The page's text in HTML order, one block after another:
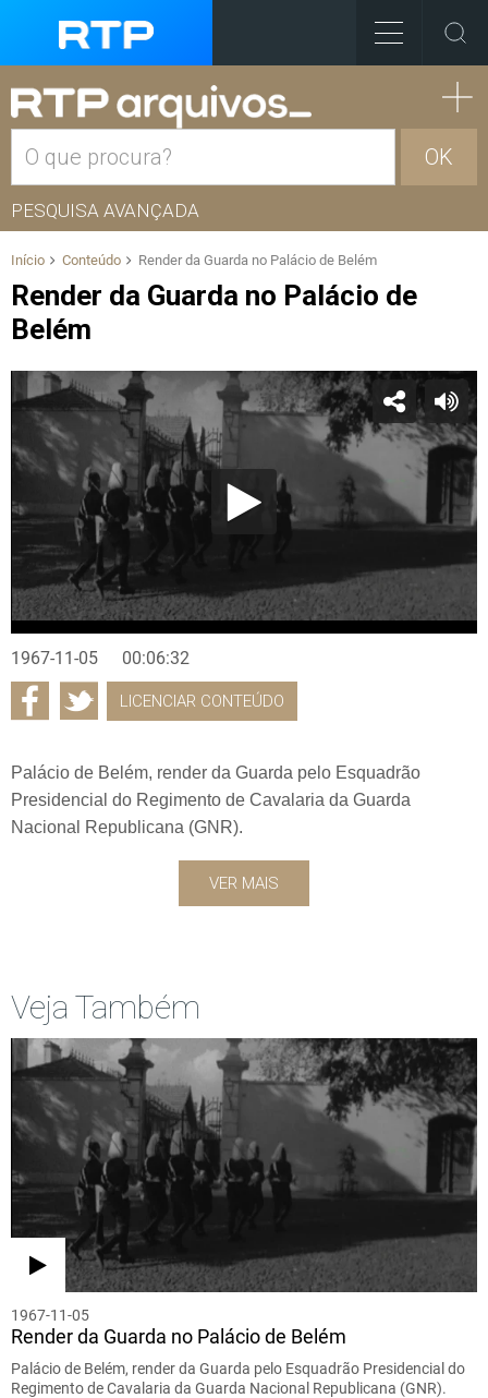
OK
PESQUISA AVANÇADA
Início Conteúdo Render da Guarda no Palácio de Belém
Render da Guarda no Palácio de
Belém
1967-11-05 00:06:32
LICENCIAR CONTEÚDO
Palácio de Belém, render da Guarda pelo Esquadrão
Presidencial do Regimento de Cavalaria da Guarda
Nacional Republicana (GNR).
VER MAIS
Veja Também
1967-11-05
Render da Guarda no Palácio de Belém
Palácio de Belém, render da Guarda pelo Esquadrão Presidencial do
Regimento de Cavalaria da Guarda Nacional Republicana (GNR).